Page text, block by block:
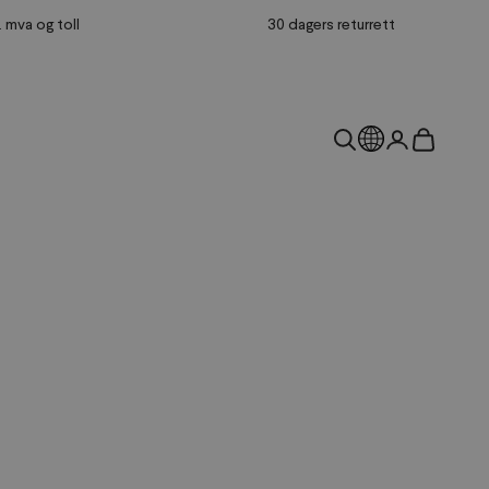
mva og toll 30 dagers returrett
Åpne søk
Land
ÅpneÅpne